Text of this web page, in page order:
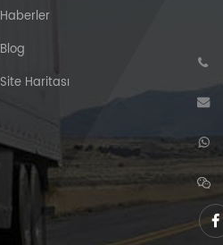
Haberler
Blog
Site Haritası